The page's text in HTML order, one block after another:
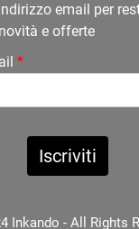
email per
e offerte
*
Inkando - All Rights